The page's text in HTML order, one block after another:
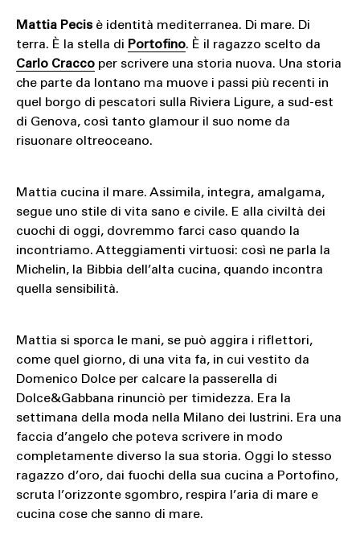
Mattia Pecisè identità mediterranea. Di mare. Di
terra. È la stella di Portofino. È il ragazzo scelto da
Carlo Craccoper scrivere una storia nuova. Una storia
che parte da lontano ma muove i passi più recenti in
quel borgo di pescatori sulla Riviera Ligure, a sud-est
di Genova, così tanto glamour il suo nome da
risuonare oltreoceano.
Mattia cucina il mare. Assimila, integra, amalgama,
segue uno stile di vita sano e civile. E alla civiltà dei
cuochi di oggi, dovremmo farci caso quando la
incontriamo. Atteggiamenti virtuosi: così ne parla la
Michelin, la Bibbia dell’alta cucina, quando incontra
quella sensibilità.
Mattia si sporca le mani, se può aggira i riflettori,
come quel giorno, di una vita fa, in cui vestito da
Domenico Dolce per calcare la passerella di
Dolce&Gabbana rinunciò per timidezza. Era la
settimana della moda nella Milano dei lustrini. Era una
faccia d’angelo che poteva scrivere in modo
completamente diverso la sua storia. Oggi lo stesso
ragazzo d’oro, dai fuochi della sua cucina a Portofino,
scruta l’orizzonte sgombro, respira l’aria di mare e
cucina cose che sanno di mare.